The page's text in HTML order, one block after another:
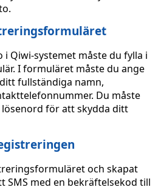
Qiwi-systemet måste du fylla i
I formuläret måste du ange
fullständiga namn,
Du måste
för att skydda ditt
och skapat
SMS med en bekräftelsekod till